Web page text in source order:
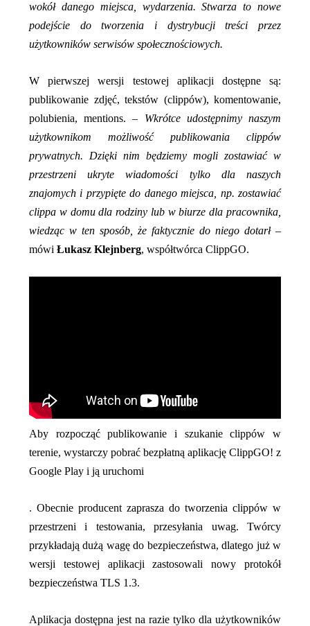
wokół danego miejsca, wydarzenia. Stwarza to nowe
podejście do tworzenia i dystrybucji treści przez
użytkowników serwisów społecznościowych.
W pierwszej wersji testowej aplikacji dostępne są:
publikowanie zdjęć, tekstów (clippów), komentowanie,
polubienia, mentions. – Wkrótce udostępnimy naszym
użytkownikom możliwość publikowania clippów
prywatnych. Dzięki nim będziemy mogli zostawiać w
przestrzeni ukryte wiadomości tylko dla naszych
znajomych i przypięte do danego miejsca, np. zostawiać
clippa w domu dla rodziny lub w biurze dla pracownika,
wiedząc w ten sposób, że faktycznie do niego dotarł–
mówi Łukasz Klejnberg, współtwórca ClippGO.
Aby rozpocząć publikowanie i szukanie clippów w
terenie, wystarczy pobrać bezpłatną aplikację ClippGO! z
Google Play i ją uruchomi
. Obecnie producent zaprasza do tworzenia clippów w
przestrzeni i testowania, przesyłania uwag. Twórcy
przykładają dużą wagę do bezpieczeństwa, dlatego już w
wersji testowej aplikacji zastosowali nowy protokół
bezpieczeństwa TLS 1.3.
Aplikacja dostępna jest na razie tylko dla użytkowników